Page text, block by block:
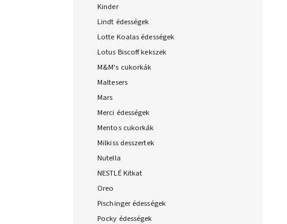
Kinder
Lindt édességek
Lotte Koalas édességek
Lotus Biscoff kekszek
M&M's cukorkák
Maltesers
Mars
Merci édességek
Mentos cukorkák
Milkiss desszertek
Nutella
NESTLÉ Kitkat
Oreo
Pischinger édességek
Pocky édességek